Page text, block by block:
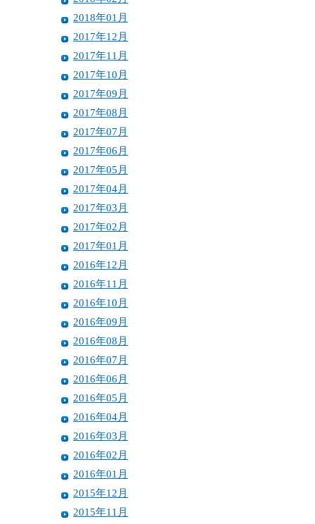
2018年01月
2017年12月
2017年11月
2017年10月
2017年09月
2017年08月
2017年07月
2017年06月
2017年05月
2017年04月
2017年03月
2017年02月
2017年01月
2016年12月
2016年11月
2016年10月
2016年09月
2016年08月
2016年07月
2016年06月
2016年05月
2016年04月
2016年03月
2016年02月
2016年01月
2015年12月
2015年11月